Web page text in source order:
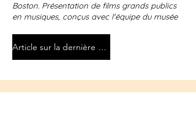
Boston. Présentation de films grands publics
en musiques, conçus avec l'équipe du musée
Article sur la dernière édition